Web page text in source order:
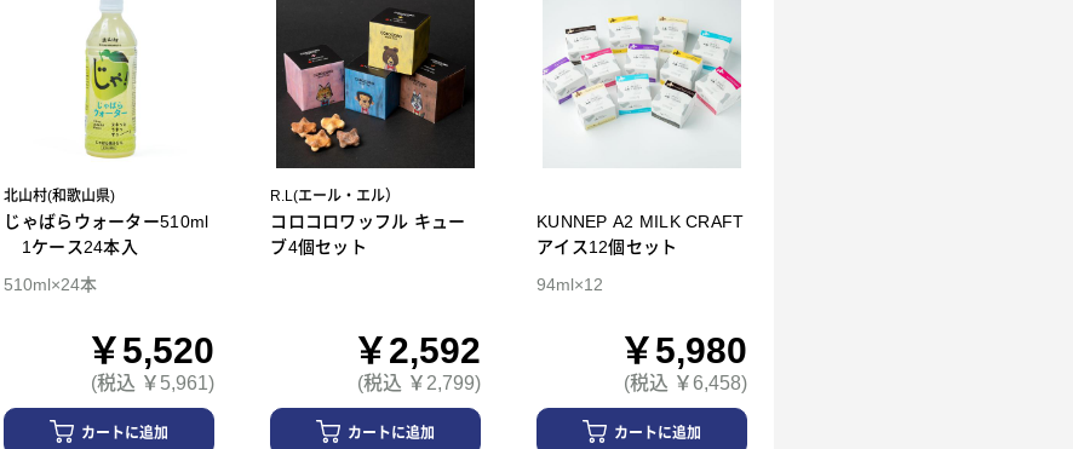
北山村(和歌山県)
じゃばらウォーター510ml
1ケース24本入
510ml×24本
￥5,520
(税込 ￥5,961)
カートに追加
R.L(エール・エル）
コロコロワッフル キュー
ブ4個セット
￥2,592
(税込 ￥2,799)
カートに追加
KUNNEP A2 MILK CRAFT
アイス12個セット
94ml×12
￥5,980
(税込 ￥6,458)
カートに追加